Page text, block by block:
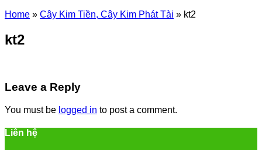
Home » Cây Kim Tiền, Cây Kim Phát Tài » kt2
kt2
Leave a Reply
You must be logged in to post a comment.
Liên hệ